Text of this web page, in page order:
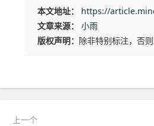
本文地址：
https://
文章来源：
小雨
版权声明： 除非特别标注，否
上一个